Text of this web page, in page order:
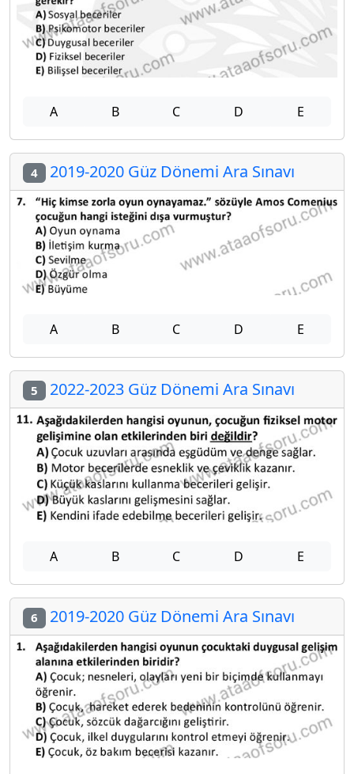
A B C D E
4 2019-2020 Güz Dönemi Ara Sınavı
A B C D E
5 2022-2023 Güz Dönemi Ara Sınavı
A B C D E
6 2019-2020 Güz Dönemi Ara Sınavı